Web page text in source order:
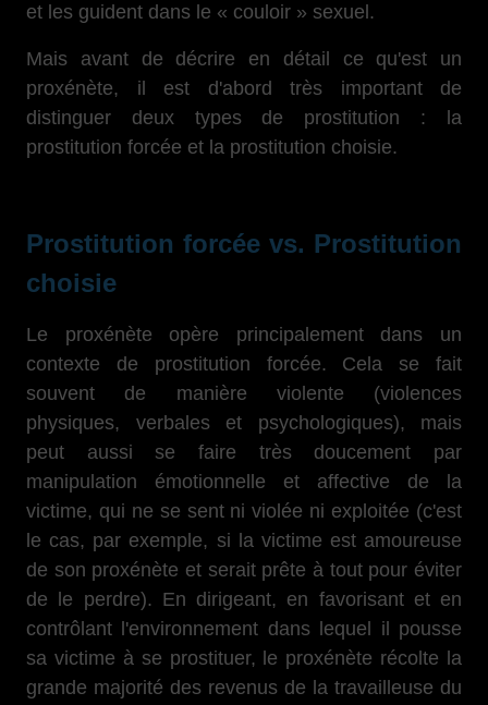
et les guident dans le « couloir » sexuel.
Mais avant de décrire en détail ce qu'est un
proxénète, il est d'abord très important de
distinguer deux types de prostitution : la
prostitution forcée et la prostitution choisie.
Prostitution forcée vs. Prostitution
choisie
Le proxénète opère principalement dans un
contexte de prostitution forcée. Cela se fait
souvent de manière violente (violences
physiques, verbales et psychologiques), mais
peut aussi se faire très doucement par
manipulation émotionnelle et affective de la
victime, qui ne se sent ni violée ni exploitée (c'est
le cas, par exemple, si la victime est amoureuse
de son proxénète et serait prête à tout pour éviter
de le perdre). En dirigeant, en favorisant et en
contrôlant l'environnement dans lequel il pousse
sa victime à se prostituer, le proxénète récolte la
grande majorité des revenus de la travailleuse du